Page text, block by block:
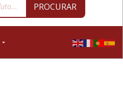
PROCURAR